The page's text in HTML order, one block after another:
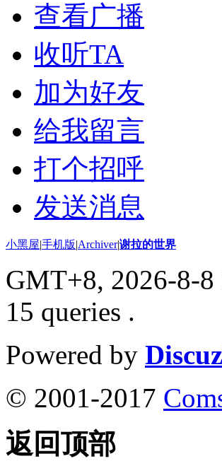
查看广播
收听TA
加为好友
给我留言
打个招呼
发送消息
小黑屋|手机版|Archiver|谢拉的世界
GMT+8, 2026-8-8
15 queries .
Powered by
© 2001-2017
返回顶部